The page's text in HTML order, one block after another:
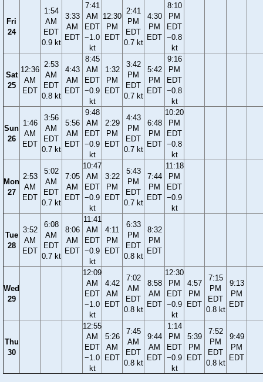
Fri
24
1:54
AM
EDT
0.9 kt
3:33
AM
EDT
7:41
AM
EDT
−1.0
kt
12:30
PM
EDT
2:41
PM
EDT
0.7 kt
4:30
PM
EDT
8:10
PM
EDT
−0.8
kt
Sat
25
12:36
AM
EDT
2:53
AM
EDT
0.8 kt
4:43
AM
EDT
8:45
AM
EDT
−0.9
kt
1:32
PM
EDT
3:42
PM
EDT
0.7 kt
5:42
PM
EDT
9:16
PM
EDT
−0.8
kt
Sun
26
1:46
AM
EDT
3:56
AM
EDT
0.7 kt
5:56
AM
EDT
9:48
AM
EDT
−0.9
kt
2:29
PM
EDT
4:43
PM
EDT
0.7 kt
6:48
PM
EDT
10:20
PM
EDT
−0.8
kt
Mon
27
2:53
AM
EDT
5:02
AM
EDT
0.7 kt
7:05
AM
EDT
10:47
AM
EDT
−0.9
kt
3:22
PM
EDT
5:43
PM
EDT
0.7 kt
7:44
PM
EDT
11:18
PM
EDT
−0.9
kt
Tue
28
3:52
AM
EDT
6:08
AM
EDT
0.7 kt
8:06
AM
EDT
11:41
AM
EDT
−0.9
kt
4:11
PM
EDT
6:33
PM
EDT
0.8 kt
8:32
PM
EDT
Wed
29
12:09
AM
EDT
−1.0
kt
4:42
AM
EDT
7:02
AM
EDT
0.8 kt
8:58
AM
EDT
12:30
PM
EDT
−0.9
kt
4:57
PM
EDT
7:15
PM
EDT
0.8 kt
9:13
PM
EDT
Thu
30
12:55
AM
EDT
−1.0
kt
5:26
AM
EDT
7:45
AM
EDT
0.8 kt
9:44
AM
EDT
1:14
PM
EDT
−0.9
kt
5:39
PM
EDT
7:52
PM
EDT
0.8 kt
9:49
PM
EDT